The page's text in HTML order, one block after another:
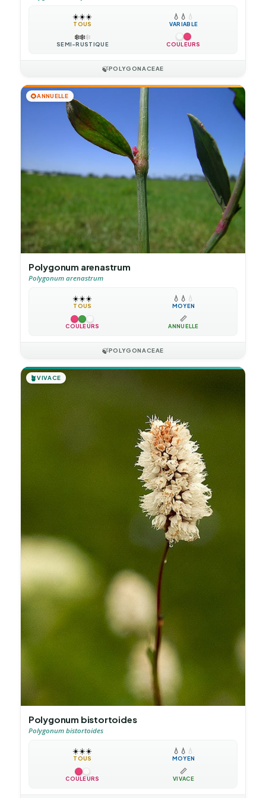
☀️☀️☀️
TOUS
💧 💧 💧
VARIABLE
❄️❄️❄️
SEMI-RUSTIQUE COULEURS
🍃POLYGONACEAE
🌻ANNUELLE
Polygonum arenastrum
Polygonum arenastrum
☀️☀️☀️
TOUS
💧 💧 💧
MOYEN
COULEURS
📏
ANNUELLE
🍃POLYGONACEAE
🪴VIVACE
Polygonum bistortoides
Polygonum bistortoides
☀️☀️☀️
TOUS
💧 💧 💧
MOYEN
COULEURS
📏
VIVACE